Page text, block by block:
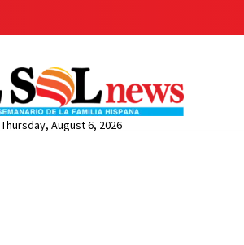
Thursday, August 6, 2026